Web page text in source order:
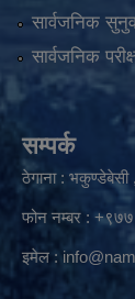
सार्वजनिक
सार्वजनिक
सम्पर्क
ठेगाना : भकुण्डेबेसी
फोन नम्बर :
इमेल :